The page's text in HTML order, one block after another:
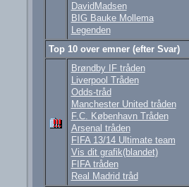
DavidMadsen
BIG Bauke Mollema
Legenden
Top 10 over emner (efter Svar)
Brøndby IF tråden
Liverpool Tråden
Odds-tråd
Manchester United tråden
F.C. København Tråden
Arsenal tråden
FIFA 13/14 Ultimate team
Vis dit grafik(blandet)
FIFA tråden
Real Madrid tråd